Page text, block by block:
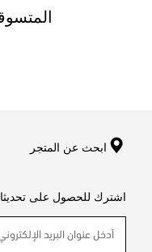
ابحث عن المتجر
اشترك للحصول على